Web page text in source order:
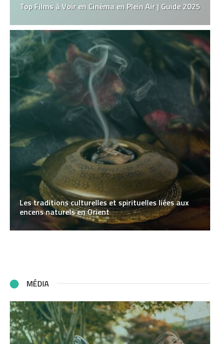
Top Films à Voir en Cinéma en Plein Air | Guide 2025
Les traditions culturelles et spirituelles liées aux
encens naturels en Orient
MÉDIA